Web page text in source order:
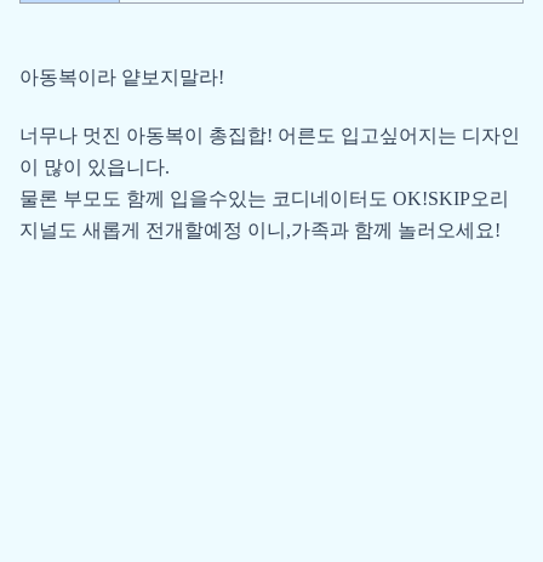
아동복이라 얕보지말라!
너무나 멋진 아동복이 총집합! 어른도 입고싶어지는 디자인
이 많이 있읍니다.
물론 부모도 함께 입을수있는 코디네이터도 OK!SKIP오리
지널도 새롭게 전개할예정 이니,가족과 함께 놀러오세요!